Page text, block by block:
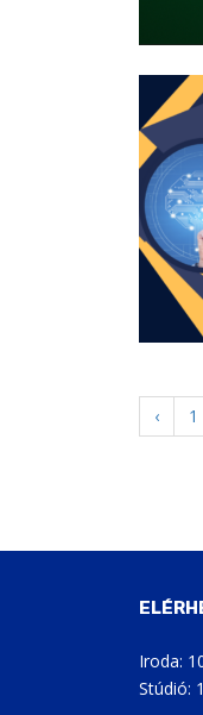
‹ 1
Iroda:
Stúdió: